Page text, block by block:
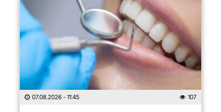
07.08.2026 - 11:45 107